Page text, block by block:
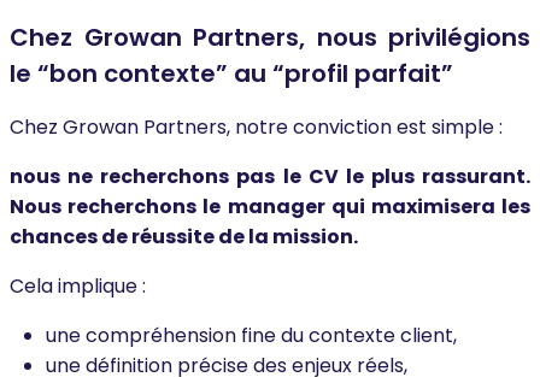
Chez Growan Partners, nous privilégions
le “bon contexte” au “profil parfait”
Chez Growan Partners, notre conviction est simple :
nous ne recherchons pas le CV le plus rassurant.
Nous recherchons le manager qui maximisera les
chances de réussite de la mission.
Cela implique :
une compréhension fine du contexte client,
une définition précise des enjeux réels,